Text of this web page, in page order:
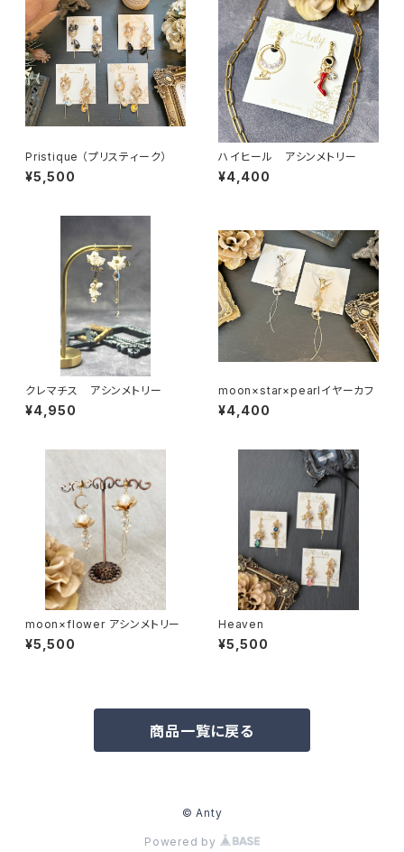
Pristique （プリスティーク）
¥5,500
ハイヒール アシンメトリー
¥4,400
クレマチス アシンメトリー
¥4,950
moon×star×pearlイヤーカフ
¥4,400
moon×flower アシンメトリー
¥5,500
Heaven
¥5,500
商品一覧に戻る
© Anty
Powered by